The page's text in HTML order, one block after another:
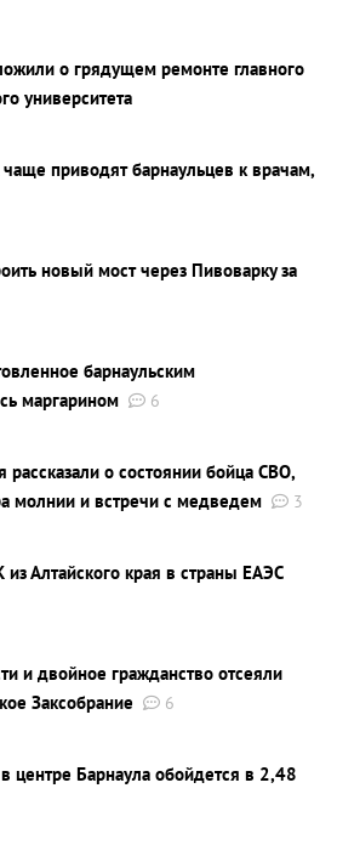
о грядущем ремонте главного
университета
приводят барнаульцев к врачам,
новый мост через Пивоварку за
барнаульским
маргарином
6
рассказали о состоянии бойца СВО,
молнии и встречи с медведем
3
Алтайского края в страны ЕАЭС
и двойное гражданство отсеяли
Заксобрание
6
центре Барнаула обойдется в 2,48